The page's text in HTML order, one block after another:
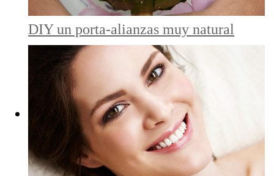
DIY un porta-alianzas muy natural